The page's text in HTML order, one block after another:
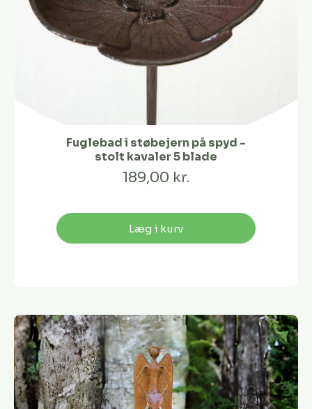
Fuglebad i støbejern på spyd -
stolt kavaler 5 blade
189,00 kr.
Læg i kurv